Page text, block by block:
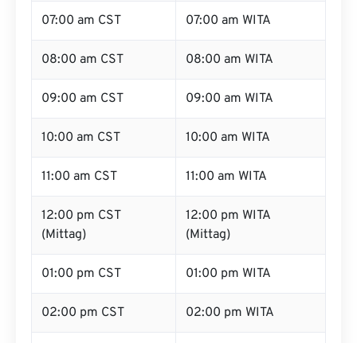
07:00 am CST 07:00 am WITA
08:00 am CST 08:00 am WITA
09:00 am CST 09:00 am WITA
10:00 am CST 10:00 am WITA
11:00 am CST 11:00 am WITA
12:00 pm CST
(Mittag)
12:00 pm WITA
(Mittag)
01:00 pm CST 01:00 pm WITA
02:00 pm CST 02:00 pm WITA